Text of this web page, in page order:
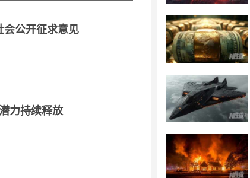
会公开征求意见
力持续释放